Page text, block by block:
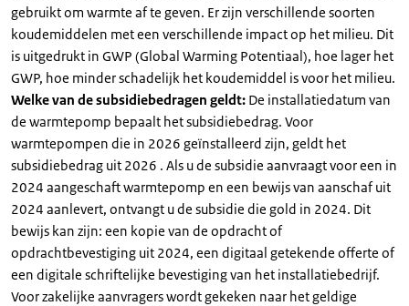
gebruikt om warmte af te geven. Er zijn verschillende soorten
koudemiddelen met een verschillende impact op het milieu. Dit
is uitgedrukt in GWP (Global Warming Potentiaal), hoe lager het
GWP, hoe minder schadelijk het koudemiddel is voor het milieu.
Welke van de subsidiebedragen geldt: De installatiedatum van
de warmtepomp bepaalt het subsidiebedrag. Voor
warmtepompen die in 2026 geïnstalleerd zijn, geldt het
subsidiebedrag uit 2026 . Als u de subsidie aanvraagt voor een in
2024 aangeschaft warmtepomp en een bewijs van aanschaf uit
2024 aanlevert, ontvangt u de subsidie die gold in 2024. Dit
bewijs kan zijn: een kopie van de opdracht of
opdrachtbevestiging uit 2024, een digitaal getekende offerte of
een digitale schriftelijke bevestiging van het installatiebedrijf.
Voor zakelijke aanvragers wordt gekeken naar het geldige